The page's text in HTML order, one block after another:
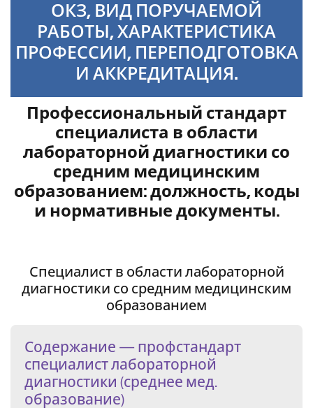
ОКЗ, ВИД ПОРУЧАЕМОЙ
РАБОТЫ, ХАРАКТЕРИСТИКА
ПРОФЕССИИ, ПЕРЕПОДГОТОВКА
И АККРЕДИТАЦИЯ.
Профессиональный стандарт
специалиста в области
лабораторной диагностики со
средним медицинским
образованием: должность, коды
и нормативные документы.
Специалист в области лабораторной
диагностики со средним медицинским
образованием
Содержание — профстандарт
специалист лабораторной
диагностики (среднее мед.
образование)